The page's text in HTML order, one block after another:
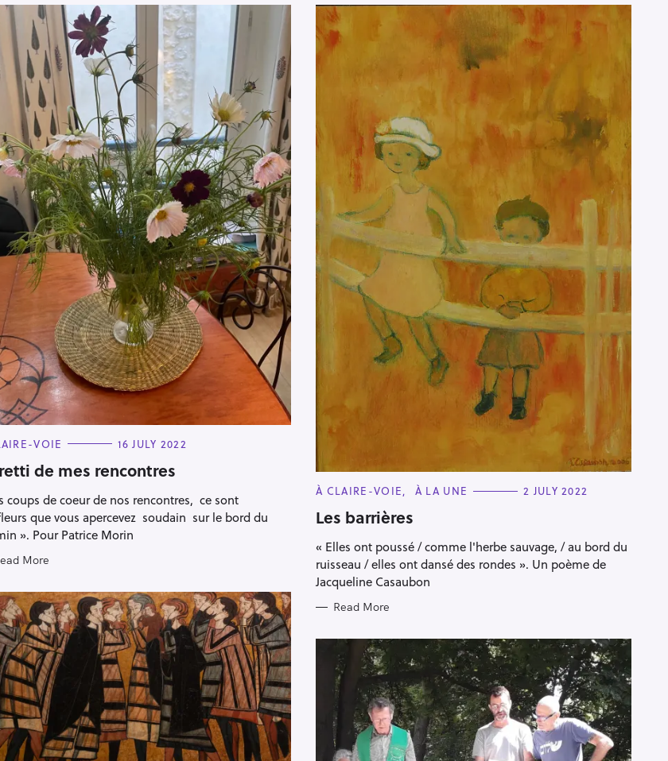
VOIE 16 JULY 2022
de mes rencontres
coups de coeur de nos rencontres, ce sont
que vous apercevez soudain sur le bord du
». Pour Patrice Morin
More
C
T
E
O
I
E
S
À CLAIRE-VOIE À LA UNE 2 JULY 2022
Les barrières
« Elles ont poussé / comme l'herbe sauvage, / au bord du
ruisseau / elles ont dansé des rondes ». Un poème de
Jacqueline Casaubon
Read More